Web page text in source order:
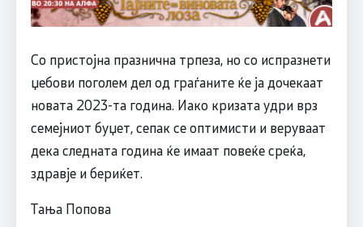
Со пристојна празнична трпеза, но со испразнети
џебови поголем дел од граѓаните ќе ја дочекаат
новата 2023-та година. Иако кризата удри врз
семејниот буџет, сепак се оптимисти и веруваат
дека следната година ќе имаат повеќе среќа,
здравје и бериќет.
Тања Попова